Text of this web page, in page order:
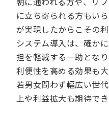
に立ち寄られる方もい
が実現したからこその利
システム導入は、確か
担を軽減する一助とな
利便性を高める効果も
若男女問わず幅広い世
上や利益拡大も期待で